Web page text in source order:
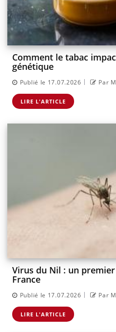
Comment le tabac
génétique
Publié le 17.07.2026 | Par
LIRE L'ARTICLE
Virus du Nil : un
France
Publié le 17.07.2026 | Par
LIRE L'ARTICLE